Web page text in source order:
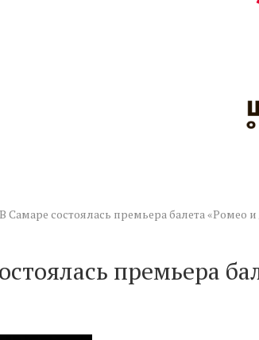
В Самаре состоялась премьера балета «Ромео
премьера